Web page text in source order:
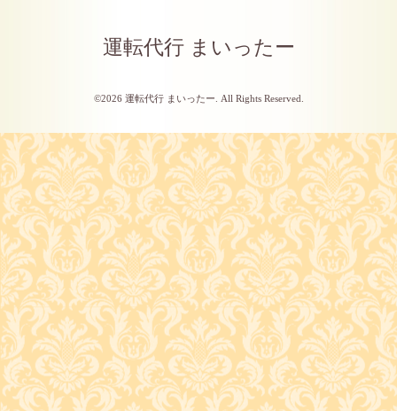
運転代行 まいったー
©2026 運転代行 まいったー . All Rights Reserved.